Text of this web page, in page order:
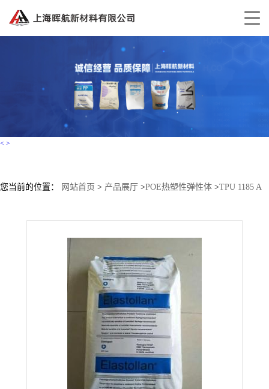
< >
您当前的位置： 网站首页 > 产品展厅 >POE热塑性弹性体 >TPU 1185 A